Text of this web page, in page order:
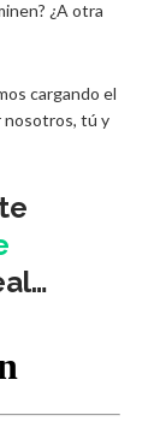
¿A otra
cargando el
nosotros, tú y
…